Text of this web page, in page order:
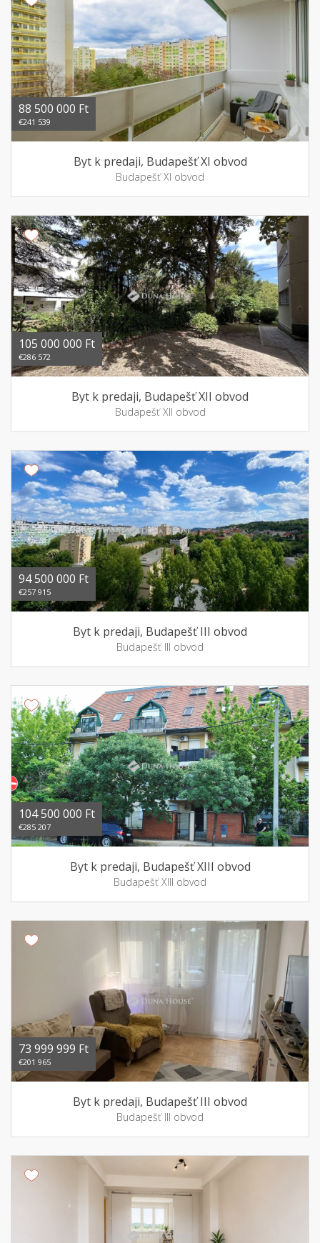
88 500 000 Ft
€241 539
Byt k predaji, Budapešť XI obvod
Budapešť XI obvod
105 000 000 Ft
€286 572
Byt k predaji, Budapešť XII obvod
Budapešť XII obvod
94 500 000 Ft
€257 915
Byt k predaji, Budapešť III obvod
Budapešť III obvod
104 500 000 Ft
€285 207
Byt k predaji, Budapešť XIII obvod
Budapešť XIII obvod
73 999 999 Ft
€201 965
Byt k predaji, Budapešť III obvod
Budapešť III obvod